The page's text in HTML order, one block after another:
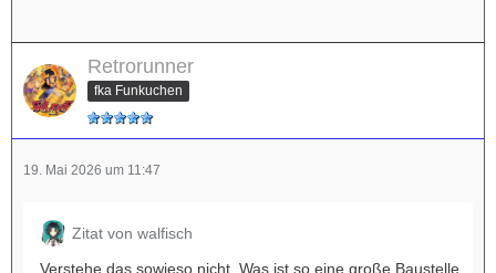
Retrorunner
fka Funkuchen
19. Mai 2026 um 11:47
Zitat von walfisch
Verstehe das sowieso nicht. Was ist so eine große Baustelle